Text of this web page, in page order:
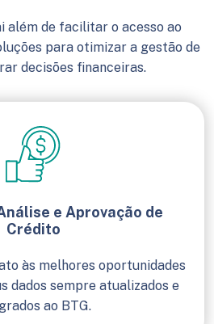
além de facilitar o acesso ao
para otimizar a gestão de
decisões financeiras.
e Aprovação de
Crédito
às melhores oportunidades
dados sempre atualizados e
ao BTG.